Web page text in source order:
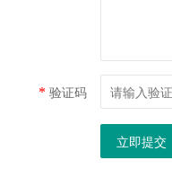
* 验证码
立即提交